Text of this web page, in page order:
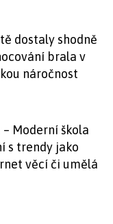
dostaly shodně
brala v
náročnost
Moderní škola
s trendy jako
věcí či umělá